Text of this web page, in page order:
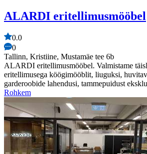
ALARDI eritellimusmööbel
0.0
0
Tallinn, Kristiine, Mustamäe tee 6b
ALARDI eritellimusmööbel. Valmistame
eritellimusega köögimööblit, liuguksi,
garderoobide lahendusi, tammepuidust
Rohkem